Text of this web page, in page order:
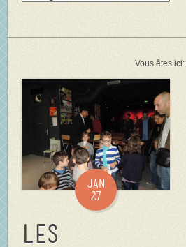
Vous êtes ici:
Jan
27
Les